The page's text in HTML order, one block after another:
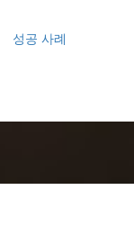
성공 사례